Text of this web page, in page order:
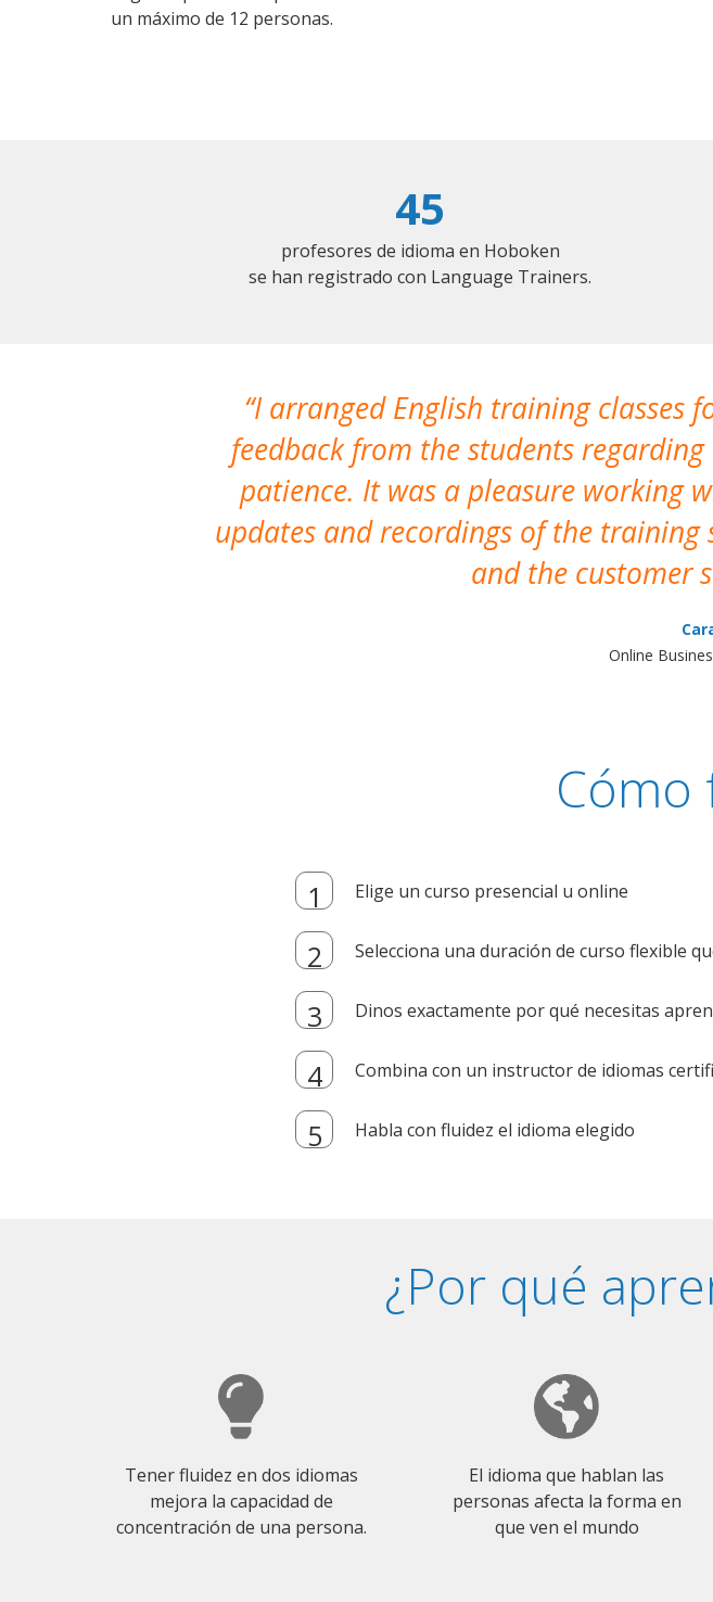
un máximo de 12 personas.
45
profesores de idioma en Hoboken
se han registrado con Language Trainers.
I arranged English training classes
feedback from the students
patience. It was a pleasure working
updates and recordings of the training
and the customer
Online
Cómo
Elige un curso presencial u online
Selecciona una duración de curso flexible
Dinos exactamente por qué necesitas
Combina con un instructor de idiomas
Habla con fluidez el idioma elegido
¿Por qué
Tener fluidez en dos idiomas
mejora la capacidad de
concentración de una persona.
El idioma que hablan las
personas afecta la forma en
que ven el mundo